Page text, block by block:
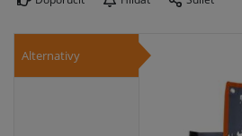
Alternativy